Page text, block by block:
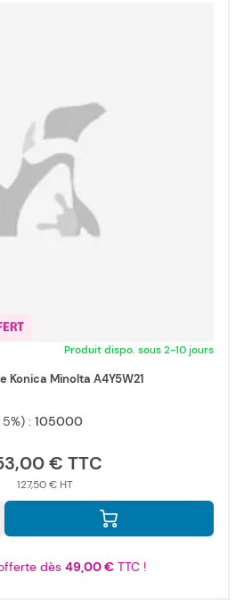
Produit dispo. sous 2-10 jours
Konica Minolta A4Y5W21
: 105000
€
127,50 €
dès 49,00 €TTC !